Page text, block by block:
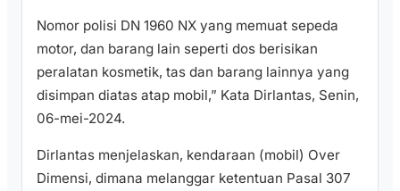
Nomor polisi DN 1960 NX yang memuat sepeda
motor, dan barang lain seperti dos berisikan
peralatan kosmetik, tas dan barang lainnya yang
disimpan diatas atap mobil,” Kata Dirlantas, Senin,
06-mei-2024.
Dirlantas menjelaskan, kendaraan (mobil) Over
Dimensi, dimana melanggar ketentuan Pasal 307